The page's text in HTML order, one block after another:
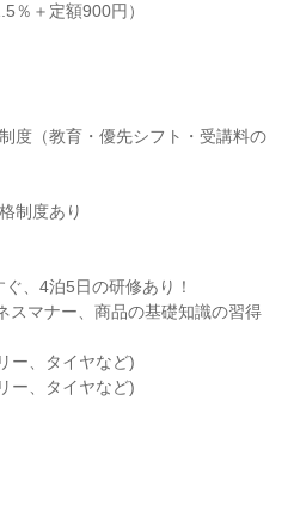
％＋定額900円）
度（教育・優先シフト・受講料の
制度あり
、4泊5日の研修あり！
ー、タイヤなど)
ー、タイヤなど)